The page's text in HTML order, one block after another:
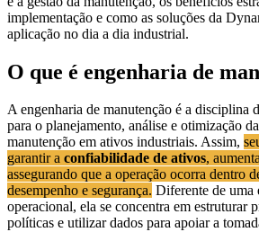
implementação e como as soluções da
aplicação no dia a dia industrial.
O que é engenharia de
A engenharia de manutenção é a disciplina
para o planejamento, análise e otimização
manutenção em ativos industriais. Assim,
garantir a confiabilidade de ativos,
assegurando que a operação ocorra dentro
desempenho e segurança. Diferente de uma
operacional, ela se concentra em estruturar
políticas e utilizar dados para apoiar a